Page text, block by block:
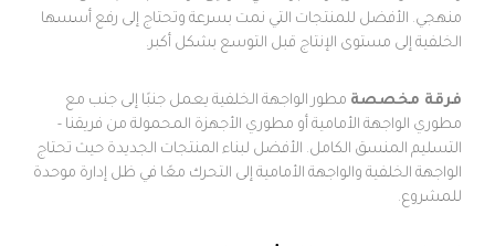
منهجي. الأفضل للمنتجات التي نمت بسرعة وتحتاج إلى رفع أسسها
الخلفية إلى مستوى الإنتاج قبل التوسع بشكل أكبر.
فرقة مخصصة مطور الواجهة الخلفية يعمل جنبًا إلى جنب مع
مطوري الواجهة الأمامية أو مطوري الأجهزة المحمولة من فريقنا -
التسليم المنسق الكامل. الأفضل لبناء المنتجات الجديدة حيث تحتاج
الواجهة الخلفية والواجهة الأمامية إلى التحرك معًا في ظل إدارة موحدة
للمشروع.